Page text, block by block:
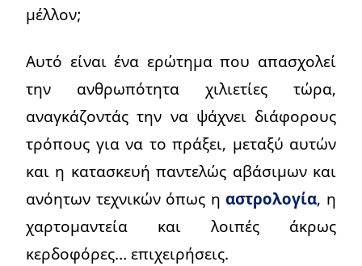
μέλλον;
Αυτό είναι ένα ερώτημα που απασχολεί
την ανθρωπότητα χιλιετίες τώρα,
αναγκάζοντάς την να ψάχνει διάφορους
τρόπους για να το πράξει, μεταξύ αυτών
και η κατασκευή παντελώς αβάσιμων και
ανόητων τεχνικών όπως ηαστρολογία, η
χαρτομαντεία και λοιπές άκρως
κερδοφόρες… επιχειρήσεις.